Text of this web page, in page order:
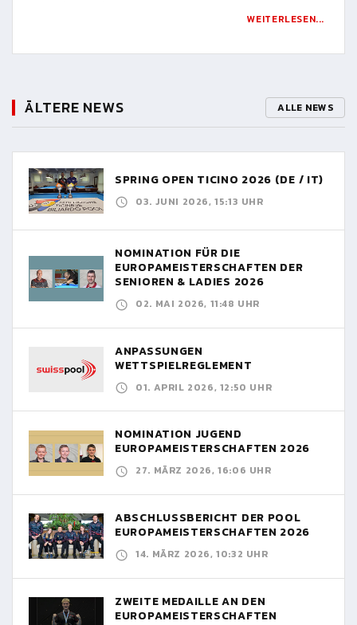
WEITERLESEN...
ÄLTERE NEWS ALLE NEWS
SPRING OPEN TICINO 2026 (DE / IT)
03. JUNI 2026, 15:13 UHR
NOMINATION FÜR DIE
EUROPAMEISTERSCHAFTEN DER
SENIOREN & LADIES 2026
02. MAI 2026, 11:48 UHR
ANPASSUNGEN
WETTSPIELREGLEMENT
01. APRIL 2026, 12:50 UHR
NOMINATION JUGEND
EUROPAMEISTERSCHAFTEN 2026
27. MÄRZ 2026, 16:06 UHR
ABSCHLUSSBERICHT DER POOL
EUROPAMEISTERSCHAFTEN 2026
14. MÄRZ 2026, 10:32 UHR
ZWEITE MEDAILLE AN DEN
EUROPAMEISTERSCHAFTEN